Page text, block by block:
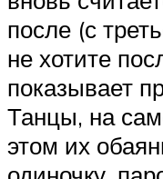
после (с
не хотите
показывает
Танцы, на
этом их